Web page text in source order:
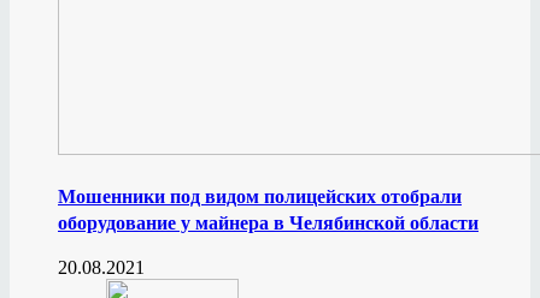
Мошенники под видом полицейских отобрали
оборудование у майнера в Челябинской области
20.08.2021